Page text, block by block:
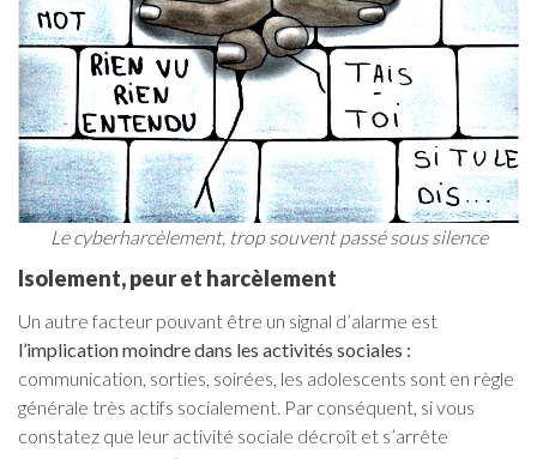
Le cyberharcèlement, trop souvent passé sous silence
Isolement, peur et harcèlement
Un autre facteur pouvant être un signal d’alarme est
l’implication moindre dans les activités sociales :
communication, sorties, soirées, les adolescents sont en règle
générale très actifs socialement. Par conséquent, si vous
constatez que leur activité sociale décroît et s’arrête